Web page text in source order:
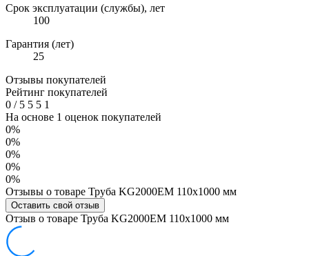
Срок эксплуатации (службы), лет
100
Гарантия (лет)
25
Отзывы покупателей
Рейтинг покупателей
0 /5 5 5 1
На основе 1 оценок покупателей
0%
0%
0%
0%
0%
Отзывы о товаре Труба KG2000EM 110х1000 мм
Оставить свой отзыв
Отзыв о товаре Труба KG2000EM 110х1000 мм